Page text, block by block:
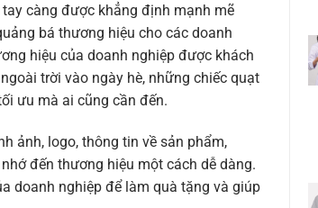
càng được khẳng định mạnh mẽ
bá thương hiệu cho các doanh
hiệu của doanh nghiệp được khách
trời vào ngày hè, những chiếc quạt
ưu mà ai cũng cần đến.
ảnh, logo, thông tin về sản phẩm,
đến thương hiệu một cách dễ dàng.
doanh nghiệp để làm quà tặng và giúp